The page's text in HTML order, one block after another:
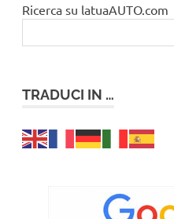
Ricerca su latuaAUTO.com
TRADUCI IN …